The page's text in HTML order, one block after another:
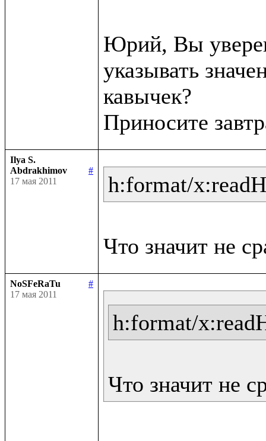
Юрий, Вы
указывать
кавычек?
Ilya S.
Abdrakhimov
#
17 мая 2011
h:format/
NoSFeRaTu
#
17 мая 2011
h:format/
Что значит не